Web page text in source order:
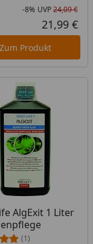
Preis
-8% UVP24,09 €
21,99 €
Zum Produkt
AlgExit 1 Liter
(1)